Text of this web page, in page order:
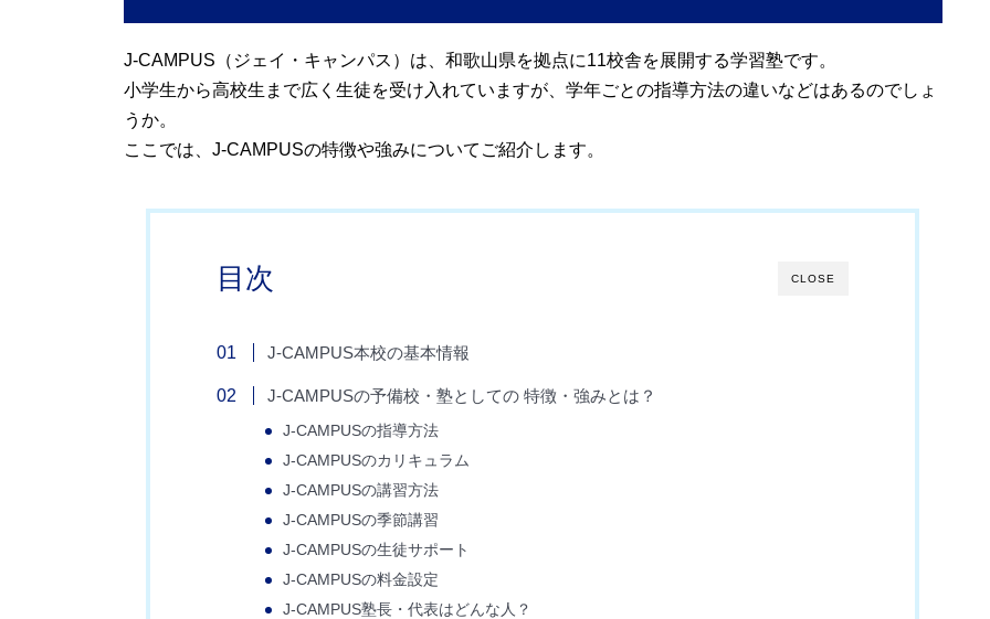
J-CAMPUS（ジェイ・キャンパス）は、和歌山県を拠点に11校舎を展開する学習塾です。
小学生から高校生まで広く生徒を受け入れていますが、学年ごとの指導方法の違いなどはあるのでしょ
うか。
ここでは、J-CAMPUSの特徴や強みについてご紹介します。
CLOSE
目次
J-CAMPUS本校の基本情報
J-CAMPUSの予備校・塾としての 特徴・強みとは？
J-CAMPUSの指導方法
J-CAMPUSのカリキュラム
J-CAMPUSの講習方法
J-CAMPUSの季節講習
J-CAMPUSの生徒サポート
J-CAMPUSの料金設定
J-CAMPUS塾長・代表はどんな人？